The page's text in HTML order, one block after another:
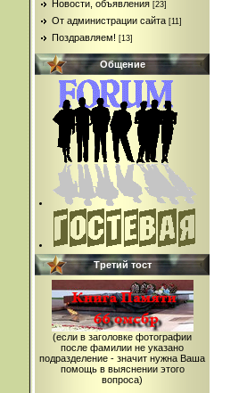
Новости, объявления [23]
От администрации сайта [11]
Поздравляем! [13]
Общение
Третий тост
(если в заголовке фотографии
после фамилии не указано
подразделение - значит нужна Ваша
помощь в выяснении этого
вопроса)